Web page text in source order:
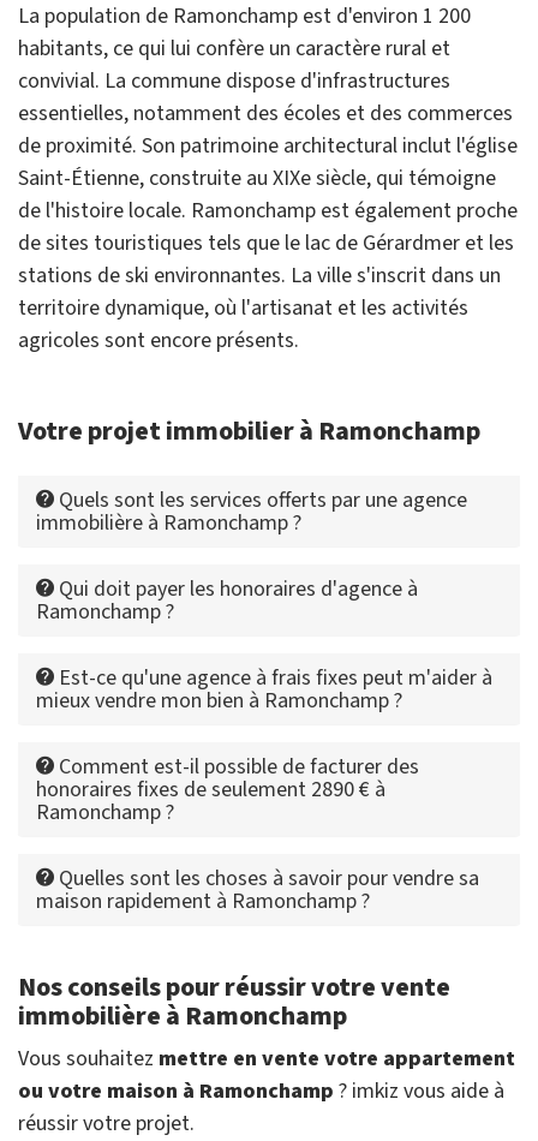
La population de Ramonchamp est d'environ 1 200
habitants, ce qui lui confère un caractère rural et
convivial. La commune dispose d'infrastructures
essentielles, notamment des écoles et des commerces
de proximité. Son patrimoine architectural inclut l'église
Saint-Étienne, construite au XIXe siècle, qui témoigne
de l'histoire locale. Ramonchamp est également proche
de sites touristiques tels que le lac de Gérardmer et les
stations de ski environnantes. La ville s'inscrit dans un
territoire dynamique, où l'artisanat et les activités
agricoles sont encore présents.
Votre projet immobilier à Ramonchamp
Quels sont les services offerts par une agence
immobilière à Ramonchamp ?
Qui doit payer les honoraires d'agence à
Ramonchamp ?
Est-ce qu'une agence à frais fixes peut m'aider à
mieux vendre mon bien à Ramonchamp ?
Comment est-il possible de facturer des
honoraires fixes de seulement 2890 € à
Ramonchamp ?
Quelles sont les choses à savoir pour vendre sa
maison rapidement à Ramonchamp ?
Nos conseils pour réussir votre vente
immobilière à Ramonchamp
Vous souhaitez mettre en vente votre appartement
ou votre maison à Ramonchamp ? imkiz vous aide à
réussir votre projet.